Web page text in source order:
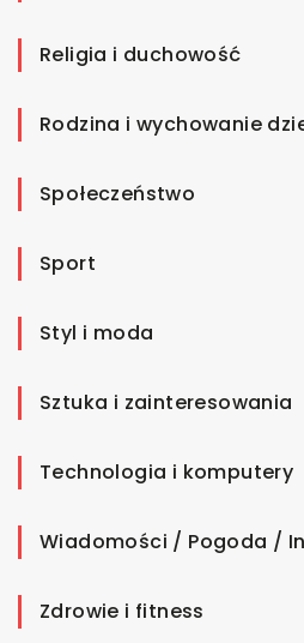
Religia i duchowość
Rodzina i wychowanie
Społeczeństwo
Sport
Styl i moda
Sztuka i zainteresowania
Technologia i komputery
Wiadomości / Pogoda /
Zdrowie i fitness